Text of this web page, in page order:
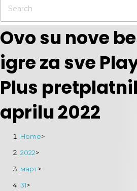
Ovo su nove
igre za sve
Plus
aprilu 2022
Home>
2022>
март>
31>